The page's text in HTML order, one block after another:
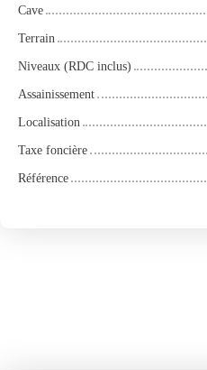
Cave
Terrain
Niveaux (RDC inclus)
Assainissement
Localisation
Taxe foncière
Référence